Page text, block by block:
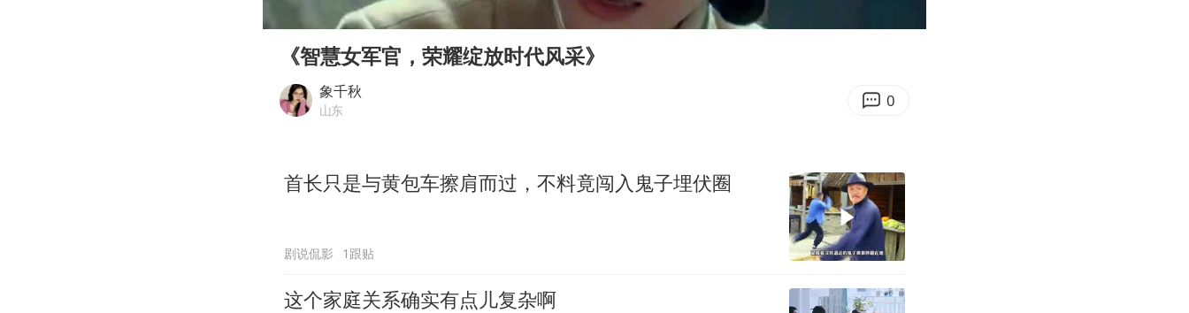
香港宏福苑火灾或由烟头引起
浙江台州《告全体市民书》
董璇小酒窝朵朵为佟丽娅庆生
《智慧女军官，荣耀绽放时代风采》
象千秋
山东 0
首长只是与黄包车擦肩而过，不料竟闯入鬼子埋伏圈
剧说侃影 1跟贴
这个家庭关系确实有点儿复杂啊